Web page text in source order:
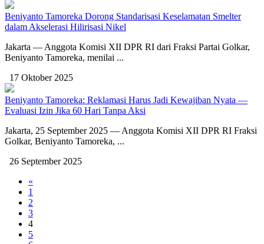
Beniyanto Tamoreka Dorong Standarisasi Keselamatan Smelter
dalam Akselerasi Hilirisasi Nikel
Jakarta — Anggota Komisi XII DPR RI dari Fraksi Partai Golkar,
Beniyanto Tamoreka, menilai ...
17 Oktober 2025
Beniyanto Tamoreka: Reklamasi Harus Jadi Kewajiban Nyata —
Evaluasi Izin Jika 60 Hari Tanpa Aksi
Jakarta, 25 September 2025 — Anggota Komisi XII DPR RI Fraksi
Golkar, Beniyanto Tamoreka, ...
26 September 2025
«
1
2
3
4
5